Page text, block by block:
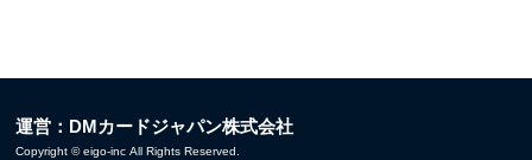
運営：DMカードジャパン株式会社
Copyright © eigo-inc All Rights Reserved.